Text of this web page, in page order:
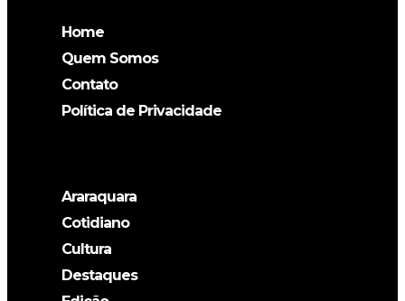
Home
Quem Somos
Contato
Política de Privacidade
Araraquara
Cotidiano
Cultura
Destaques